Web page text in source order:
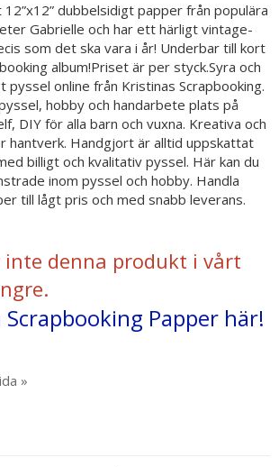
dubbelsidigt papper från populära
Gabrielle och har ett härligt vintage-
som det ska vara i år! Underbar till kort
album!Priset är per styck.Syra och
pyssel online från Kristinas Scrapbooking.
hobby och handarbete plats på
DIY för alla barn och vuxna. Kreativa och
hantverk. Handgjort är alltid uppskattat
billigt och kvalitativ pyssel. Här kan du
inom pyssel och hobby. Handla
till lågt pris och med snabb leverans.
denna produkt i vårt
Papper här!
»